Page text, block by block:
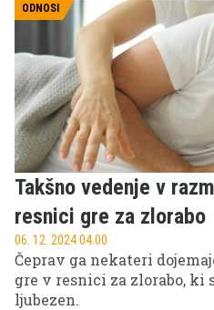
ODNOSI
Takšno vedenje v
resnici gre za zlorabo
06. 12. 2024 04.00
Čeprav ga nekateri
gre v resnici za zlorabo, ki
ljubezen.